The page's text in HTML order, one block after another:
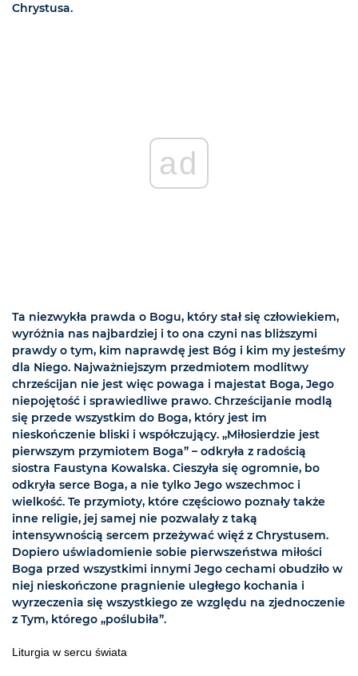
Chrystusa.
ad
Ta niezwykła prawda o Bogu, który stał się człowiekiem,
wyróżnia nas najbardziej i to ona czyni nas bliższymi
prawdy o tym, kim naprawdę jest Bóg i kim my jesteśmy
dla Niego. Najważniejszym przedmiotem modlitwy
chrześcijan nie jest więc powaga i majestat Boga, Jego
niepojętość i sprawiedliwe prawo. Chrześcijanie modlą
się przede wszystkim do Boga, który jest im
nieskończenie bliski i współczujący. „Miłosierdzie jest
pierwszym przymiotem Boga” – odkryła z radością
siostra Faustyna Kowalska. Cieszyła się ogromnie, bo
odkryła serce Boga, a nie tylko Jego wszechmoc i
wielkość. Te przymioty, które częściowo poznały także
inne religie, jej samej nie pozwalały z taką
intensywnością sercem przeżywać więź z Chrystusem.
Dopiero uświadomienie sobie pierwszeństwa miłości
Boga przed wszystkimi innymi Jego cechami obudziło w
niej nieskończone pragnienie uległego kochania i
wyrzeczenia się wszystkiego ze względu na zjednoczenie
z Tym, którego „poślubiła”.
Liturgia w sercu świata